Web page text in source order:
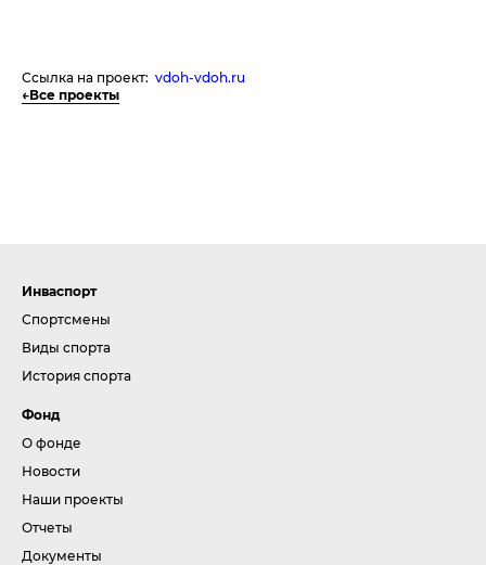
Ссылка на проект: vdoh-vdoh.ru
Все проекты
Инваспорт
Спортсмены
Виды спорта
История спорта
Фонд
О фонде
Новости
Наши проекты
Отчеты
Документы